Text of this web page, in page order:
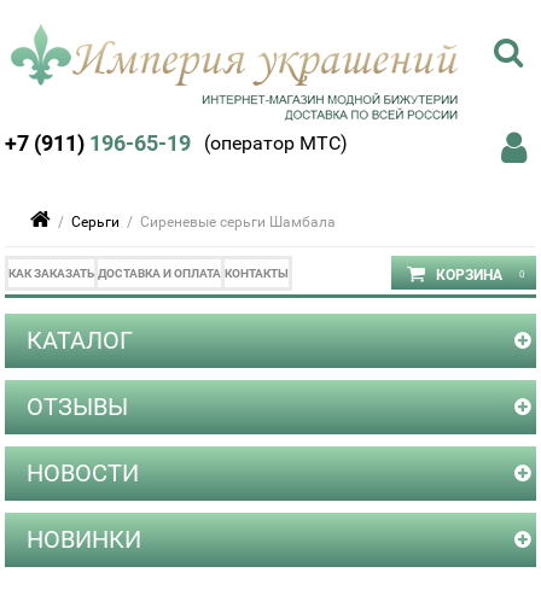
+7 (911) 196-65-19 (оператор МТС)
/Серьги / Сиреневые серьги Шамбала
КАК ЗАКАЗАТЬ ДОСТАВКА И ОПЛАТА КОНТАКТЫ
КАТАЛОГ
ОТЗЫВЫ
НОВОСТИ
НОВИНКИ